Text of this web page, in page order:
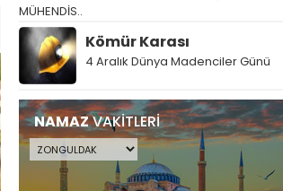
MÜHENDİS..
Kömür Karası
4 Aralık Dünya Madenciler Günü
NAMAZVAKİTLERİ